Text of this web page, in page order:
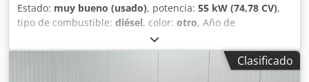
Estado: muy bueno (usado), potencia: 55 kW (74,78 CV),
tipo de combustible: diésel, color: otro, Año de
, horas de funcionamiento:
Equipamiento:aire acondicionado, Información técnica
Número de cilindros: 4 Cilindrada del motor: 2.400 cc Tipo
Clasificado